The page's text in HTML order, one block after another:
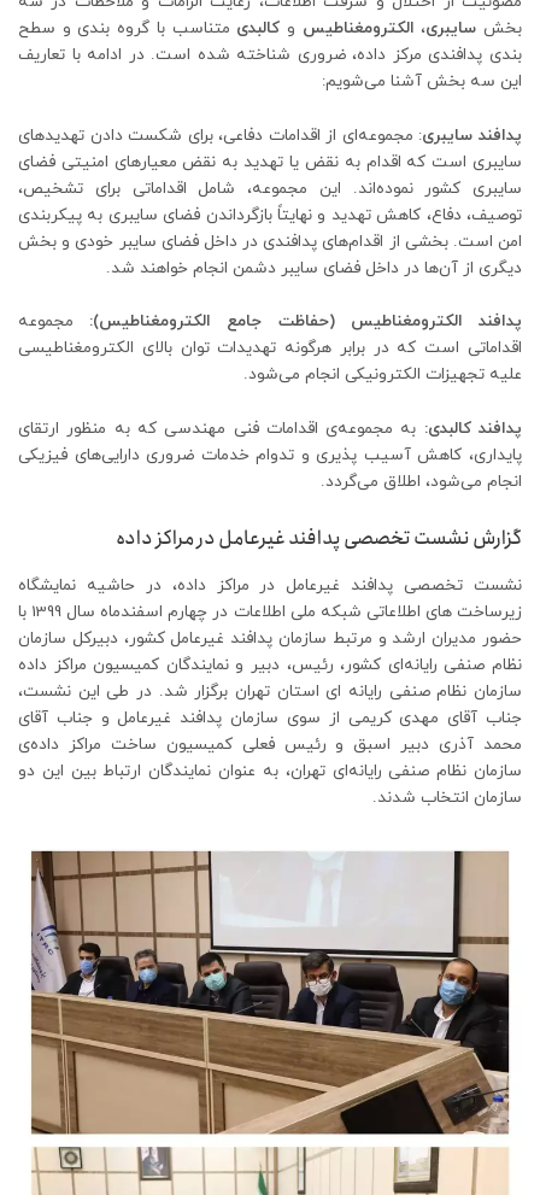
بخش سایبری، الکترومغناطیس و کالبدی متناسب با گروه بندی و سطح
بندی پدافندی مرکز داده، ضروری شناخته شده است. در ادامه با تعاریف
این سه بخش آشنا می‌شویم:
پدافند سایبری: مجموعه‌ای از اقدامات دفاعی، برای شکست دادن تهدیدهای
سایبری است که اقدام به نقض یا تهدید به نقض معیارهای امنیتی فضای
سایبری کشور نموده‌اند. این مجموعه، شامل اقداماتی برای تشخیص،
توصیف، دفاع، کاهش تهدید و نهایتاً بازگرداندن فضای سایبری به پیکربندی
امن است. بخشی از اقدام‌های پدافندی در داخل فضای سایبر خودی و بخش
دیگری از آن‌ها در داخل فضای سایبر دشمن انجام خواهند شد.
پدافند الکترومغناطیس (حفاظت جامع الکترومغناطیس): مجموعه
اقداماتی است که در برابر هرگونه تهدیدات توان بالای الکترومغناطیسی
علیه تجهیزات الکترونیکی انجام می‌شود.
پدافند کالبدی: به مجموعه‌‌ی اقدامات فنی مهندسی که به منظور ارتقای
پایداری، کاهش آسیب پذیری و تدوام خدمات ضروری دارایی‌های فیزیکی
انجام می‌شود، اطلاق می‌گردد.
گزارش نشست تخصصی پدافند غیرعامل در مراکز داده
نشست تخصصی پدافند غیرعامل در مراکز داده، در حاشیه نمایشگاه
زیرساخت های اطلاعاتی شبکه ملی اطلاعات در چهارم اسفندماه سال 1399 با
حضور مدیران ارشد و مرتبط سازمان پدافند غیرعامل کشور، دبیرکل سازمان
نظام صنفی رایانه‌ای کشور، رئیس، دبیر و نمایندگان کمیسیون مراکز داده
سازمان نظام صنفی رایانه ای استان تهران برگزار شد. در طی این نشست،
جناب آقای مهدی کریمی از سوی سازمان پدافند غیرعامل و جناب آقای
محمد آذری دبیر اسبق و رئیس فعلی کمیسیون ساخت مراکز داده‌ی
سازمان نظام صنفی رایانه‌ای تهران، به عنوان نمایندگان ارتباط بین این دو
سازمان انتخاب شدند.